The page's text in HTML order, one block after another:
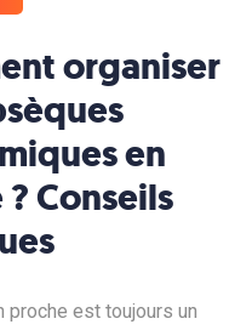
organiser
en
? Conseils
proche est toujours un